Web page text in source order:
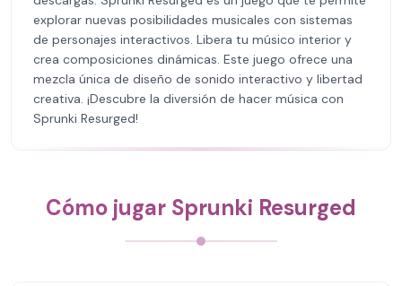
explorar nuevas posibilidades musicales con sistemas
de personajes interactivos. Libera tu músico interior y
crea composiciones dinámicas. Este juego ofrece una
mezcla única de diseño de sonido interactivo y libertad
creativa. ¡Descubre la diversión de hacer música con
Sprunki Resurged!
Cómo jugar Sprunki Resurged